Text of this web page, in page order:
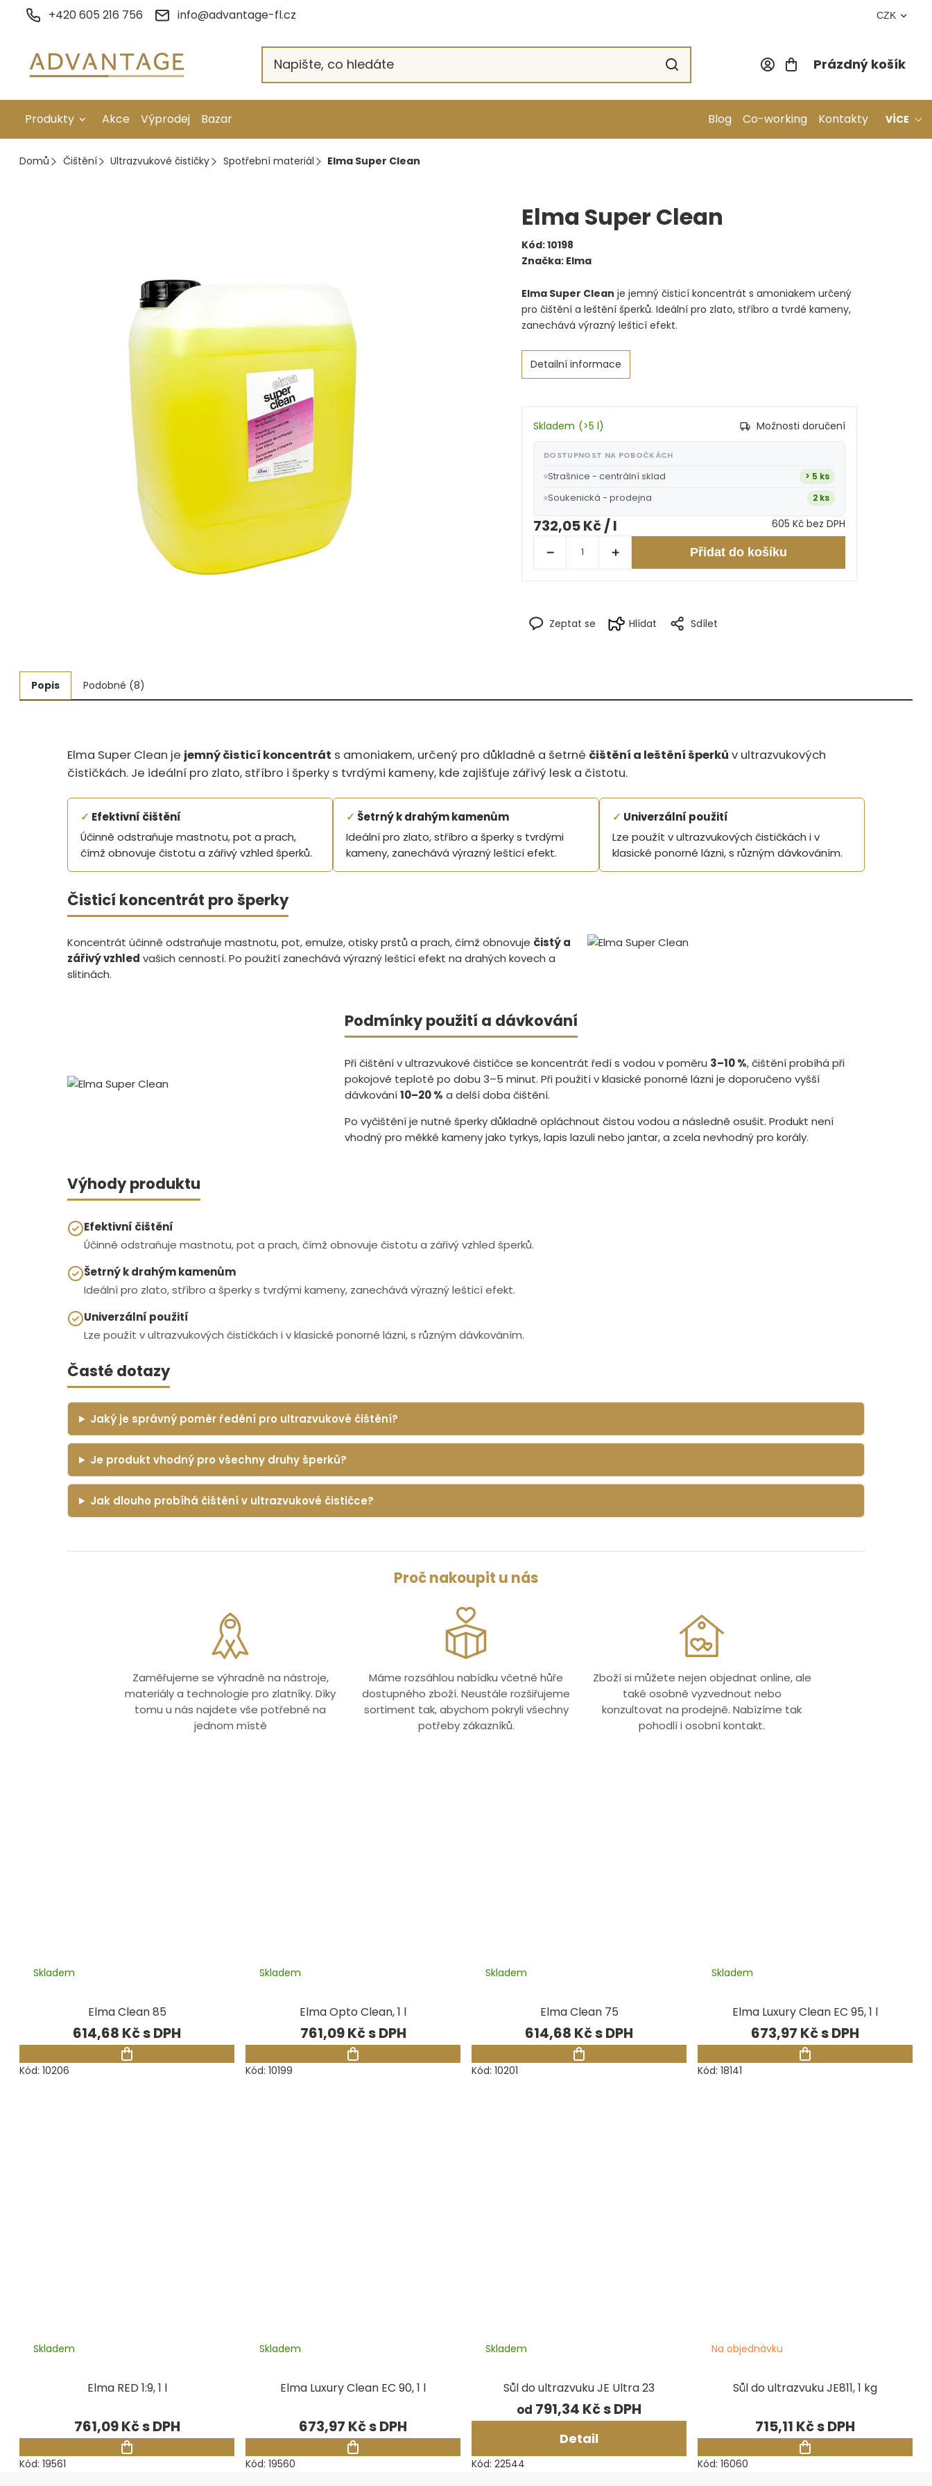
+420 605 216 756 info@advantage-fl.cz CZK
Nákupní
Prázdný košík
Produkty
Galvanické pokovení
Letování a svařování
Povrchové úpravy
Motory, mikromotory, vrtačky
Polotovary a komponenty
Fasování a gravírování
Základní vybavení dílny
Navlékací nitě, struny, podložky
3D technologie
Smalty, UV barvy, patiny
Hodinářské potřeby
Akce Výprodej Bazar Blog Co-working Kontakty VÍCE
Domů Čištění Ultrazvukové čističky Spotřební materiál Elma Super Clean
Elma Super Clean
Kód:10198
Značka: Elma
Elma Super Clean je jemný čisticí koncentrát s amoniakem určený
pro čištění a leštění šperků. Ideální pro zlato, stříbro a tvrdé kameny,
zanechává výrazný lešticí efekt.
Detailní informace
Zeptat se Hlídat Sdílet
Skladem (>5 l) Možnosti doručení
DOSTUPNOST NA POBOČKÁCH
Strašnice - centrální sklad > 5 ks
Soukenická - prodejna 2 ks
732,05 Kč/ l 605 Kč bez DPH
Přidat do košíku
Popis Podobné (8)
Elma Super Clean je jemný čisticí koncentrát s amoniakem, určený pro důkladné a šetrné čištění a leštění šperků v ultrazvukových
čističkách. Je ideální pro zlato, stříbro i šperky s tvrdými kameny, kde zajišťuje zářivý lesk a čistotu.
✓ Efektivní čištění
Účinně odstraňuje mastnotu, pot a prach,
čímž obnovuje čistotu a zářivý vzhled šperků.
✓ Šetrný k drahým kamenům
Ideální pro zlato, stříbro a šperky s tvrdými
kameny, zanechává výrazný lešticí efekt.
✓ Univerzální použití
Lze použít v ultrazvukových čističkách i v
klasické ponorné lázni, s různým dávkováním.
Čisticí koncentrát pro šperky
Koncentrát účinně odstraňuje mastnotu, pot, emulze, otisky prstů a prach, čímž obnovuje čistý a
zářivý vzhled vašich cenností. Po použití zanechává výrazný lešticí efekt na drahých kovech a
slitinách.
Podmínky použití a dávkování
Při čištění v ultrazvukové čističce se koncentrát ředí s vodou v poměru 3–10 %, čištění probíhá při
pokojové teplotě po dobu 3–5 minut. Při použití v klasické ponorné lázni je doporučeno vyšší
dávkování10–20 % a delší doba čištění.
Po vyčištění je nutné šperky důkladně opláchnout čistou vodou a následně osušit. Produkt není
vhodný pro měkké kameny jako tyrkys, lapis lazuli nebo jantar, a zcela nevhodný pro korály.
Výhody produktu
Efektivní čištění
Účinně odstraňuje mastnotu, pot a prach, čímž obnovuje čistotu a zářivý vzhled šperků.
Šetrný k drahým kamenům
Ideální pro zlato, stříbro a šperky s tvrdými kameny, zanechává výrazný lešticí efekt.
Univerzální použití
Lze použít v ultrazvukových čističkách i v klasické ponorné lázni, s různým dávkováním.
Časté dotazy
Jaký je správný poměr ředění pro ultrazvukové čištění?
Je produkt vhodný pro všechny druhy šperků?
Jak dlouho probíhá čištění v ultrazvukové čističce?
Proč nakoupit u nás
Zaměřujeme se výhradně na nástroje,
materiály a technologie pro zlatníky. Díky
tomu u nás najdete vše potřebné na
jednom místě
Máme rozsáhlou nabídku včetně hůře
dostupného zboží. Neustále rozšiřujeme
sortiment tak, abychom pokryli všechny
potřeby zákazníků.
Zboží si můžete nejen objednat online, ale
také osobně vyzvednout nebo
konzultovat na prodejně. Nabízíme tak
pohodlí i osobní kontakt.
Elma Clean 85
Skladem
614,68 Kč
Kód: 10206
Elma Opto Clean, 1 l
Skladem
761,09 Kč
Kód: 10199
Elma Clean 75
Skladem
614,68 Kč
Kód: 10201
Elma Luxury Clean EC 95, 1 l
Skladem
673,97 Kč
Kód: 18141
Elma RED 1:9, 1 l
Skladem
761,09 Kč
Kód: 19561
Elma Luxury Clean EC 90, 1 l
Skladem
673,97 Kč
Kód: 19560
Sůl do ultrazvuku JE Ultra 23
Skladem
od 791,34 Kč
Detail
Kód: 22544
Sůl do ultrazvuku JE811, 1 kg
Na objednávku
715,11 Kč
Kód: 16060